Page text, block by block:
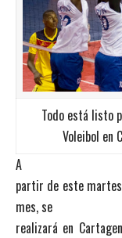
Todo está listo
Voleibol en
A
partir de este
mes, se
realizará en